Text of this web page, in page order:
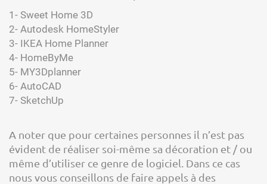
1- Sweet Home 3D
2- Autodesk HomeStyler
3- IKEA Home Planner
4- HomeByMe
5- MY3Dplanner
6- AutoCAD
7- SketchUp
A noter que pour certaines personnes il n’est pas
évident de réaliser soi-même sa décoration et / ou
même d’utiliser ce genre de logiciel. Dans ce cas
nous vous conseillons de faire appels à des